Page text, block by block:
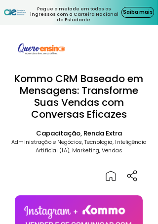
Pague a metade em todos os
ingressos com a Carteira Nacional
de Estudante.
Saiba mais
Kommo CRM Baseado em
Mensagens: Transforme
Suas Vendas com
Conversas Eficazes
Capacitação, Renda Extra
Administração e Negócios, Tecnologia, Inteligência
Artificial (IA), Marketing, Vendas